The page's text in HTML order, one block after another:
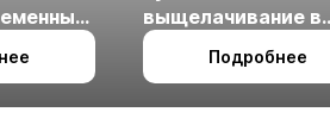
выщелачивание в
холодном климате
Подробнее